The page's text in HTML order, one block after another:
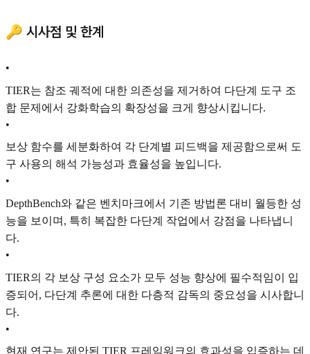
🔑 시사점 및 한계
•
TIER는 참조 궤적에 대한 의존성을 제거하여 다단계 도구 조
합 문제에서 강화학습의 확장성을 크게 향상시킵니다.
•
보상 함수를 세분화하여 각 단계별 피드백을 제공함으로써 도
구 사용의 해석 가능성과 효율성을 높입니다.
•
DepthBench와 같은 벤치마크에서 기존 방법론 대비 월등한 성
능을 보이며, 특히 복잡한 다단계 작업에서 강점을 나타냅니
다.
•
TIER의 각 보상 구성 요소가 모두 성능 향상에 필수적임이 입
증되어, 다단계 추론에 대한 다층적 감독의 중요성을 시사합니
다.
•
현재 연구는 제안된 TIER 프레임워크의 효과성을 입증하는 데